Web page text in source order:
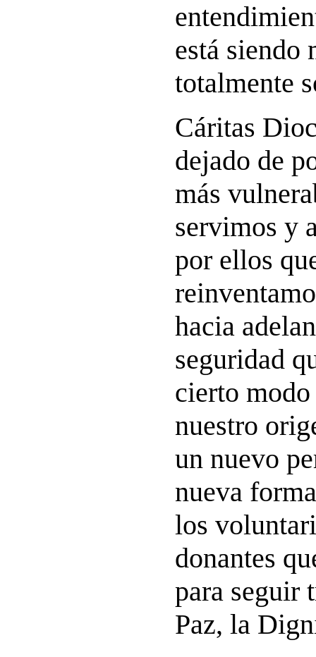
está siendo
totalmente
Cáritas
dejado de
más
servimos y
por ellos
hacia
seguridad
cierto
nuestro
un nuevo
nueva
los
donantes
para seguir
Paz, la